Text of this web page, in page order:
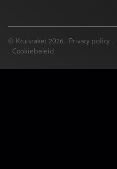
© Kruisraket 2026 . Privacy policy .
. Cookiebeleid